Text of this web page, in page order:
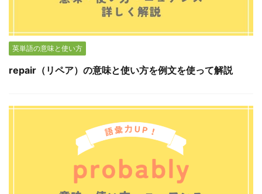
英単語の意味と使い方
repair（リペア）の意味と使い方を例文を使って解説